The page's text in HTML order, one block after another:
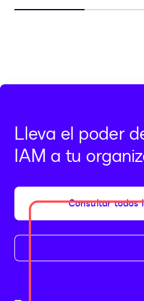
Lleva el poder
IAM a tu
Consultar todos